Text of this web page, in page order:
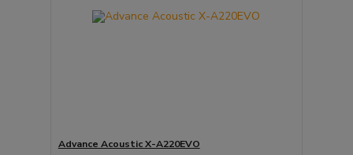
Advance Acoustic X-A220EVO